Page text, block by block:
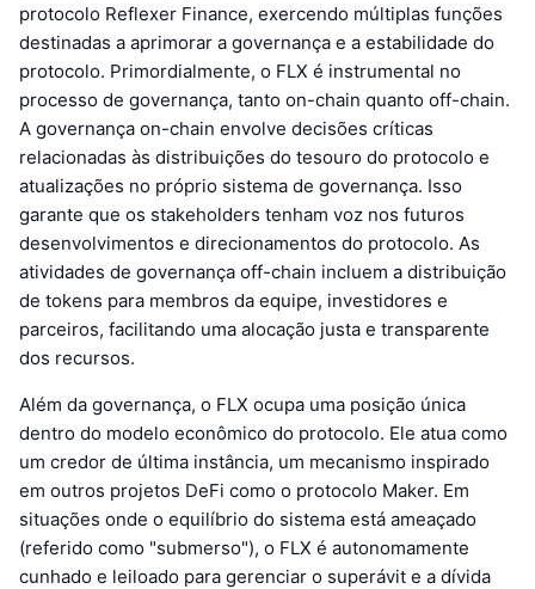
protocolo Reflexer Finance, exercendo múltiplas funções
destinadas a aprimorar a governança e a estabilidade do
protocolo. Primordialmente, o FLX é instrumental no
processo de governança, tanto on-chain quanto off-chain.
A governança on-chain envolve decisões críticas
relacionadas às distribuições do tesouro do protocolo e
atualizações no próprio sistema de governança. Isso
garante que os stakeholders tenham voz nos futuros
desenvolvimentos e direcionamentos do protocolo. As
atividades de governança off-chain incluem a distribuição
de tokens para membros da equipe, investidores e
parceiros, facilitando uma alocação justa e transparente
dos recursos.
Além da governança, o FLX ocupa uma posição única
dentro do modelo econômico do protocolo. Ele atua como
um credor de última instância, um mecanismo inspirado
em outros projetos DeFi como o protocolo Maker. Em
situações onde o equilíbrio do sistema está ameaçado
(referido como "submerso"), o FLX é autonomamente
cunhado e leiloado para gerenciar o superávit e a dívida